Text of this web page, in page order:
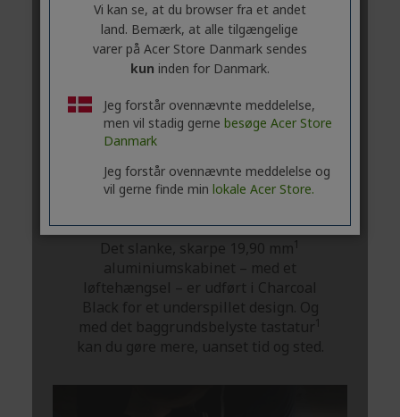
Vi kan se, at du browser fra et andet
land. Bemærk, at alle tilgængelige
varer på Acer Store Danmark sendes
kun inden for Danmark.
Jeg forstår ovennævnte meddelelse,
men vil stadig gerne besøge Acer Store
Danmark
Jeg forstår ovennævnte meddelelse og
vil gerne finde min lokale Acer Store.